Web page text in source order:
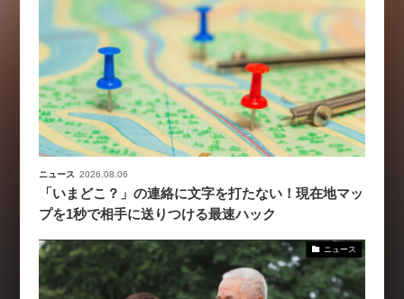
ニュース 2026.08.06
「いまどこ？」の連絡に文字を打たない！現在地マッ
プを1秒で相手に送りつける最速ハック
ニュース